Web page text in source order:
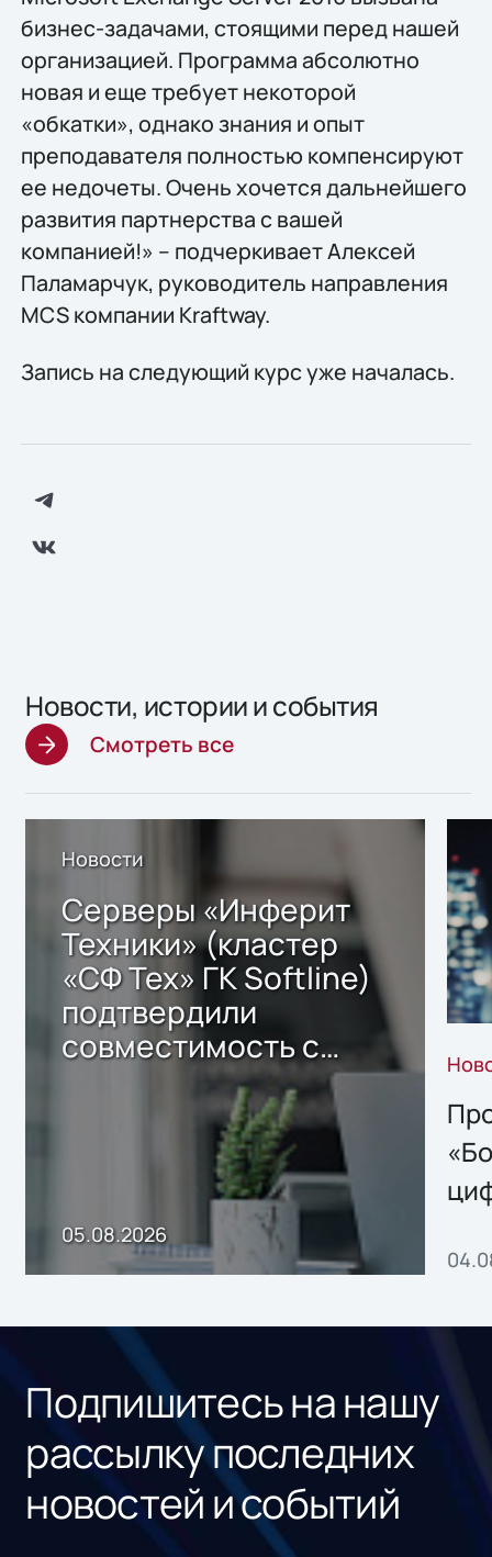
бизнес-задачами, стоящими перед нашей
организацией. Программа абсолютно
новая и еще требует некоторой
«обкатки», однако знания и опыт
преподавателя полностью компенсируют
ее недочеты. Очень хочется дальнейшего
развития партнерства с вашей
компанией!» – подчеркивает Алексей
Паламарчук, руководитель направления
MCS компании Kraftway.
Запись на следующий курс уже началась.
Новости, истории и события
Смотреть все
Новости
Серверы «Инферит
Техники» (кластер
«СФ Тех» ГК Softline)
подтвердили
совместимость с
решением Sharx
Storage 2.x для
хранения данных
05.08.2026
Подпишитесь на нашу
рассылку последних
новостей и событий